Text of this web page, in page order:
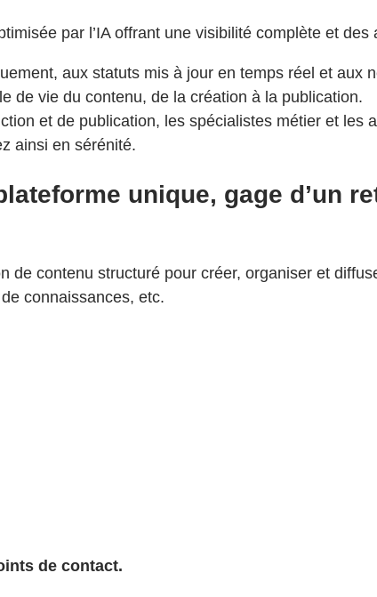
par l’IA offrant une visibilité complète et
aux statuts mis à jour en temps réel et aux
de vie du contenu, de la création à la publication.
et de publication, les spécialistes métier et les
ainsi en sérénité.
unique, gage d’un
contenu structuré pour créer, organiser et
connaissances, etc.
de contact.